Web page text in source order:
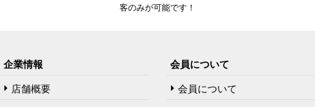
客のみが可能です！
企業情報
店舗概要
会員について
会員について